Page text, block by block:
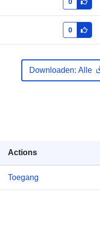
0
Downloaden: Alle
Actions
Toegang
doi.org/10.5281/zenodo.1833
2026 - 26 April 2026